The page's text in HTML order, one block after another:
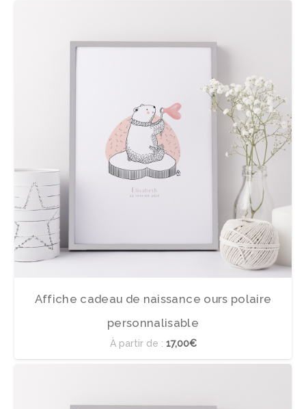
Affiche cadeau de naissance ours polaire
personnalisable
À partir de : 17,00€